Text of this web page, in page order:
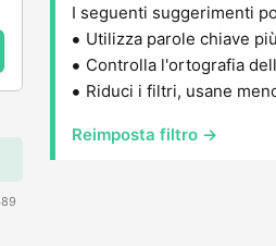
I seguenti suggerimenti
Utilizza parole chiave
Controlla l'ortografia
Riduci i filtri, usane
Reimposta filtro →